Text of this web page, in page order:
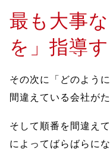
最も大事
を」指導
その次に「どのよう
間違えている会社が
そして順番を間違え
によってばらばらに